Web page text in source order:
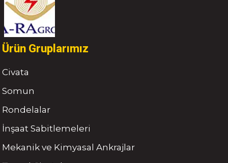
Ürün Gruplarımız
Civata
Somun
Rondelalar
İnşaat Sabitlemeleri
Mekanik ve Kimyasal Ankrajlar